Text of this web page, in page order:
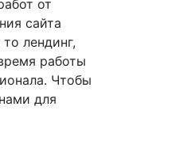
от
сайта
лендинг,
работы
Чтобы
для